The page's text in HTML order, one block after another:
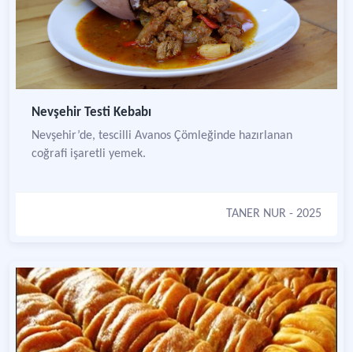
Nevşehir Testi Kebabı
Nevşehir’de, tescilli Avanos Çömleğinde hazırlanan
coğrafi işaretli yemek.
TANER NUR - 2025